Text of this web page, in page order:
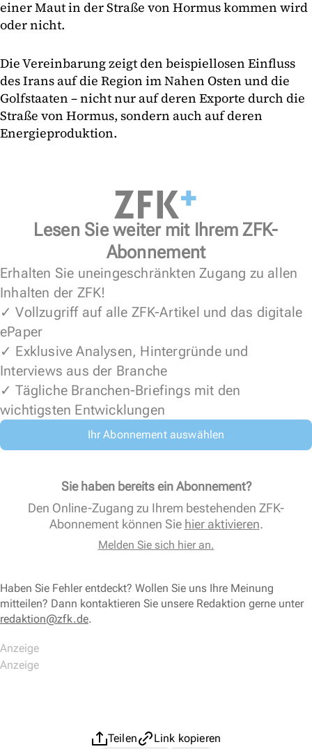
einer Maut in der Straße von Hormus kommen wird
oder nicht.
Die Vereinbarung zeigt den beispiellosen Einfluss
des Irans auf die Region im Nahen Osten und die
Golfstaaten – nicht nur auf deren Exporte durch die
Straße von Hormus, sondern auch auf deren
Energieproduktion.
Lesen Sie weiter mit Ihrem ZFK-
Abonnement
Erhalten Sie uneingeschränkten Zugang zu allen
Inhalten der ZFK!
✓ Vollzugriff auf alle ZFK-Artikel und das digitale
ePaper
✓ Exklusive Analysen, Hintergründe und
Interviews aus der Branche
✓ Tägliche Branchen-Briefings mit den
wichtigsten Entwicklungen
Ihr Abonnement auswählen
Sie haben bereits ein Abonnement?
Den Online-Zugang zu Ihrem bestehenden ZFK-
Abonnement können Sie hier aktivieren.
Melden Sie sich hier an.
Haben Sie Fehler entdeckt? Wollen Sie uns Ihre Meinung
mitteilen? Dann kontaktieren Sie unsere Redaktion gerne unter
redaktion@zfk.de.
Teilen
Link kopieren